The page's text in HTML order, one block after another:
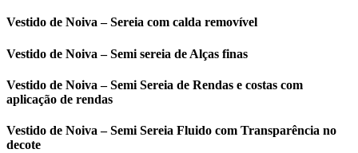
Vestido de Noiva – Sereia com calda removível
Vestido de Noiva – Semi sereia de Alças finas
Vestido de Noiva – Semi Sereia de Rendas e costas com
aplicação de rendas
Vestido de Noiva – Semi Sereia Fluido com Transparência no
decote